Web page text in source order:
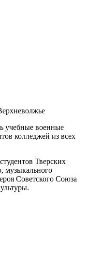
учебные военные
колледжей из всех
Тверских
музыкального
Советского Союза